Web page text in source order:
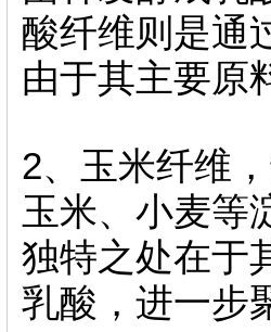
酸纤维则是通
由于其主要原
2、玉米纤维
玉米、小麦等
独特之处在于
乳酸，进一步